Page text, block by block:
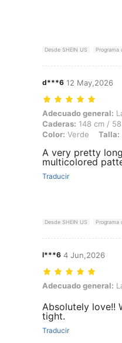
Desde SHEIN US Programa
d***6 12 May,2026
Adecuado general: La
Adecuado general:
Caderas: 148 cm /
Color: Verde Talla:
A very pretty
multicolored
Traducir
Desde SHEIN US Programa
l***6 4 Jun,2026
Adecuado general: La
Adecuado general:
Absolutely love!!
tight.
Traducir